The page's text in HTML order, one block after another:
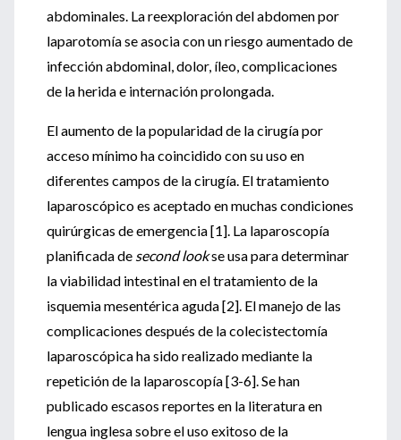
abdominales. La reexploración del abdomen por
laparotomía se asocia con un riesgo aumentado de
infección abdominal, dolor, íleo, complicaciones
de la herida e internación prolongada.
El aumento de la popularidad de la cirugía por
acceso mínimo ha coincidido con su uso en
diferentes campos de la cirugía. El tratamiento
laparoscópico es aceptado en muchas condiciones
quirúrgicas de emergencia [1]. La laparoscopía
planificada de second lookse usa para determinar
la viabilidad intestinal en el tratamiento de la
isquemia mesentérica aguda [2]. El manejo de las
complicaciones después de la colecistectomía
laparoscópica ha sido realizado mediante la
repetición de la laparoscopía [3-6]. Se han
publicado escasos reportes en la literatura en
lengua inglesa sobre el uso exitoso de la